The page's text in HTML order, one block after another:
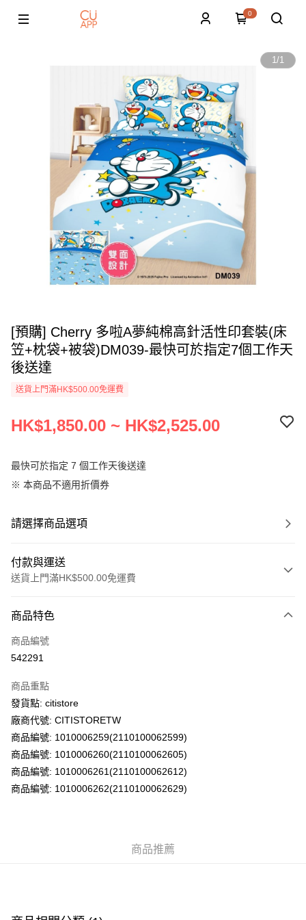
0
1/1
[預購] Cherry 多啦A夢純棉高針活性印套裝(床
笠+枕袋+被袋)DM039-最快可於指定7個工作天
後送達
送貨上門滿HK$500.00免運費
HK$1,850.00 ~ HK$2,525.00
最快可於指定 7 個工作天後送達
※ 本商品不適用折價券
請選擇商品選項
付款與運送
送貨上門滿HK$500.00免運費
信用卡
AlipayHK
WeChat Pay
送貨方式
送貨上門 (不支援順豐自取點及智能櫃)
每筆HK$100.00，滿HK$500.00或以上免運費
商品特色
商品編號
542291
商品重點
發貨點: citistore
廠商代號: CITISTORETW
商品編號: 1010006259(2110100062599)
商品編號: 1010006260(2110100062605)
商品編號: 1010006261(2110100062612)
商品編號: 1010006262(2110100062629)
商品推薦